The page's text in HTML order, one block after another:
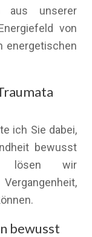
aus unserer
von
energetischen
ich Sie dabei,
bewusst
lösen wir
bewusst